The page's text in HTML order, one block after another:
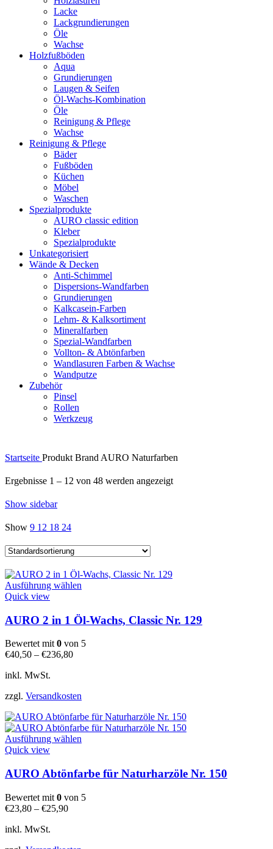
Lacke
Lackgrundierungen
Öle
Wachse
Holzfußböden
Aqua
Grundierungen
Laugen & Seifen
Öl-Wachs-Kombination
Öle
Reinigung & Pflege
Wachse
Reinigung & Pflege
Bäder
Fußböden
Küchen
Möbel
Waschen
Spezialprodukte
AURO classic edition
Kleber
Spezialprodukte
Unkategorisiert
Wände & Decken
Anti-Schimmel
Dispersions-Wandfarben
Grundierungen
Kalkcasein-Farben
Lehm- & Kalksortiment
Mineralfarben
Spezial-Wandfarben
Vollton- & Abtönfarben
Wandlasuren Farben & Wachse
Wandputze
Zubehör
Pinsel
Rollen
Werkzeug
Startseite Produkt Brand AURO Naturfarben
Ergebnisse 1 – 12 von 48 werden angezeigt
Show sidebar
Show 9 12 18 24
Ausführung wählen
mehrere
Varianten
auf.
gewählt
werden
Quick view
AURO 2 in 1 Öl-Wachs, Classic Nr. 129
Bewertet mit0 von 5
€40,50 – €236,80
inkl. MwSt.
zzgl. Versandkosten
Ausführung wählen
mehrere
auf.
Quick view
AURO Abtönfarbe für Naturharzöle Nr. 150
Bewertet mit 0 von 5
€23,80 – €25,90
inkl. MwSt.